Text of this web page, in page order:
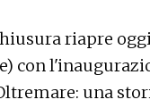
riapre
con
una